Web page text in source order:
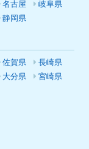
名古屋
岐阜県
静岡県
佐賀県
長崎県
大分県
宮崎県